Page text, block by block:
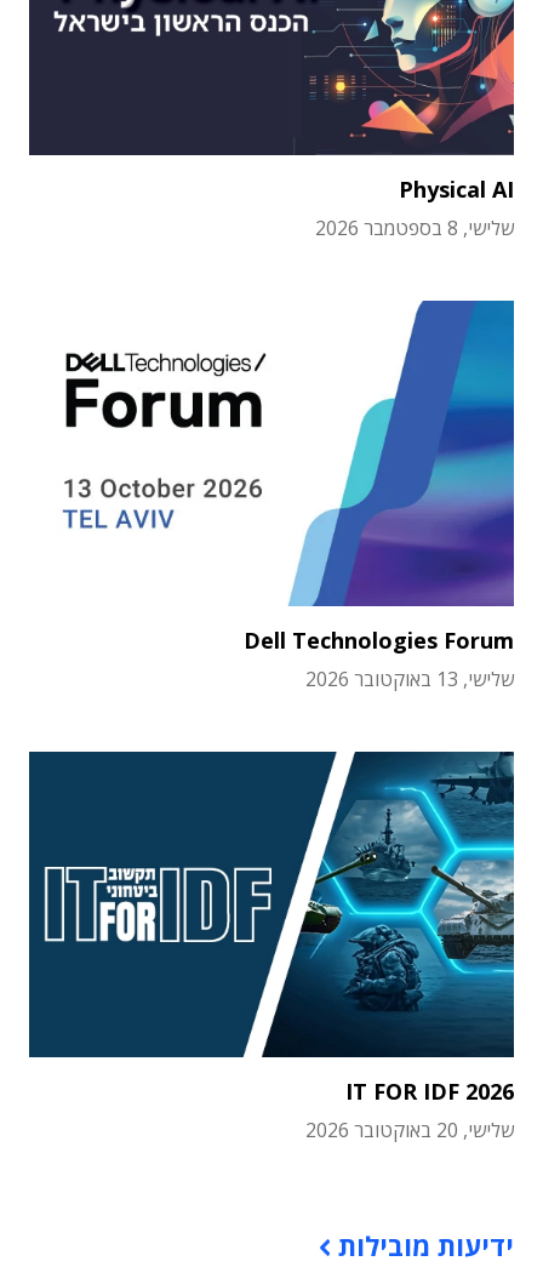
Physical AI
שלישי, 8 בספטמבר 2026
Dell Technologies Forum
שלישי, 13 באוקטובר 2026
IT FOR IDF 2026
שלישי, 20 באוקטובר 2026
ידיעות מובילות